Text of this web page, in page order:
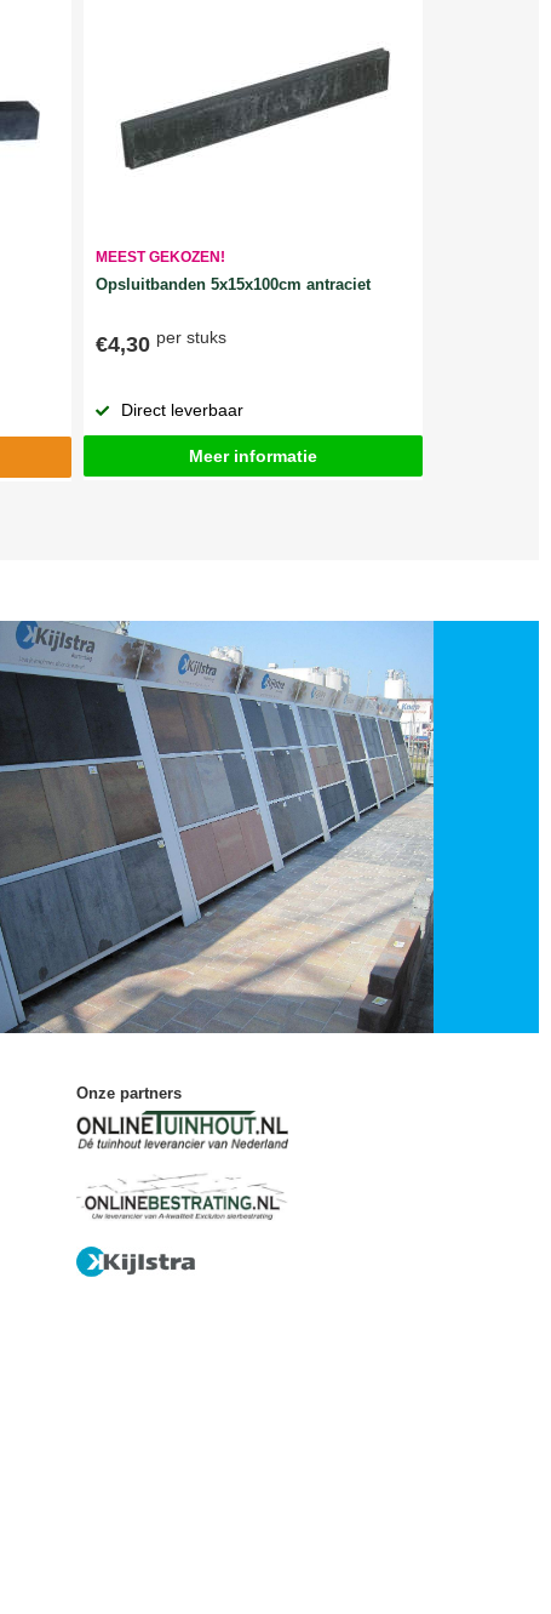
MEEST GEKOZEN!
Opsluitbanden 5x15x100cm antraciet
€4,30 per stuks
Direct leverbaar
Meer informatie
Onze partners